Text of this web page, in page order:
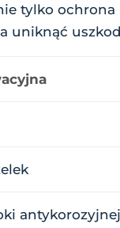
tylko ochrona
uniknąć
antykorozyjnej